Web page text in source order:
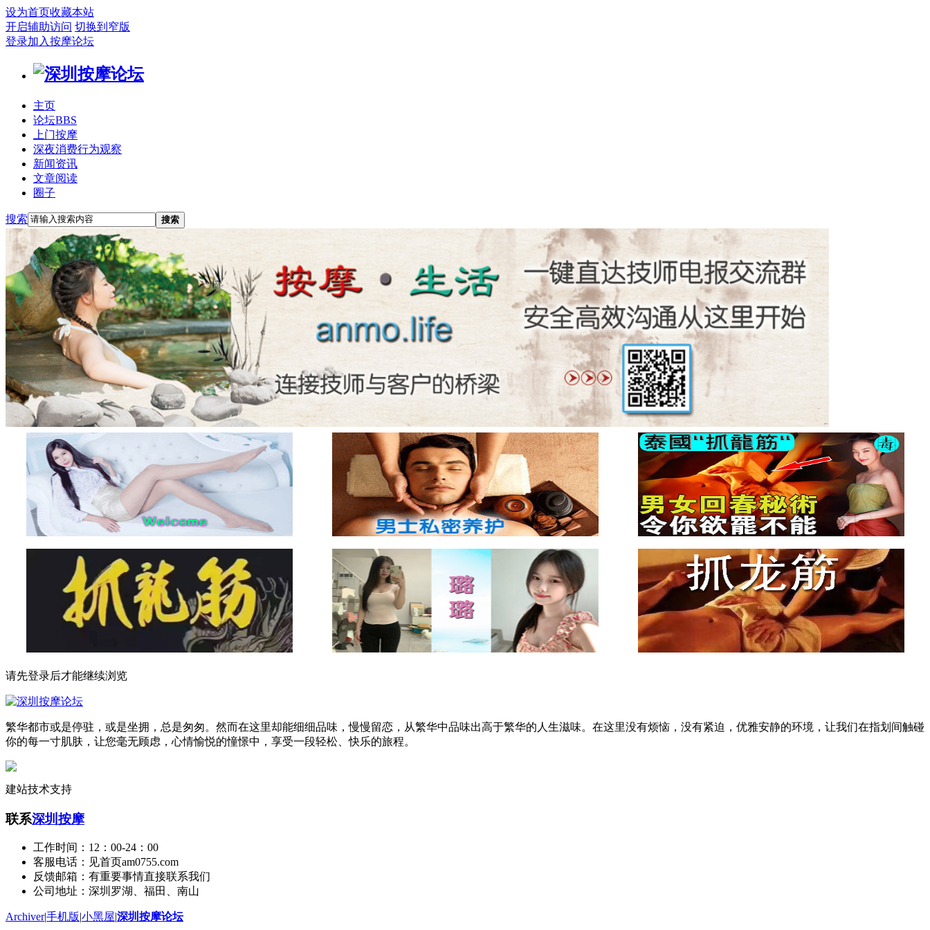
设为首页收藏本站
开启辅助访问 切换到窄版
登录加入按摩论坛
主页
论坛BBS
上门按摩
深夜消费行为观察
新闻资讯
文章阅读
圈子
搜索 搜索
请先登录后才能继续浏览
繁华都市或是停驻，或是坐拥，总是匆匆。然而在这里却能细细品味，慢慢留恋，从繁华中品味出高于繁华的人生滋味。在这里没有烦恼，没有紧迫，优雅安静的环境，让我们在指划间触碰
你的每一寸肌肤，让您毫无顾虑，心情愉悦的憧憬中，享受一段轻松、快乐的旅程。
建站技术支持
联系深圳按摩
工作时间：12：00-24：00
客服电话：见首页am0755.com
反馈邮箱：有重要事情直接联系我们
公司地址：深圳罗湖、福田、南山
Archiver|手机版|小黑屋|深圳按摩论坛